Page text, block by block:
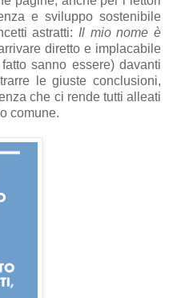
e sviluppo sostenibile
astratti: Il mio nome è
diretto e implacabile
sanno essere) davanti
le giuste conclusioni,
che ci rende tutti alleati
comune.